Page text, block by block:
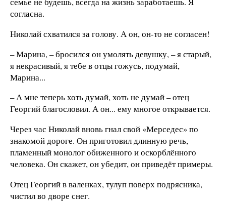
согласна.
Николай схватился за голову. А он, он-то не согласен!
– Марина, – бросился он умолять девушку, – я старый,
я некрасивый, я тебе в отцы гожусь, подумай,
Марина...
– А мне теперь хоть думай, хоть не думай – отец
Георгий благословил. А он... ему многое открывается.
Через час Николай вновь гнал свой «Мерседес» по
знакомой дороге. Он приготовил длинную речь,
пламенный монолог обиженного и оскорблённого
человека. Он скажет, он убедит, он приведёт примеры.
Отец Георгий в валенках, тулуп поверх подрясника,
чистил во дворе снег.